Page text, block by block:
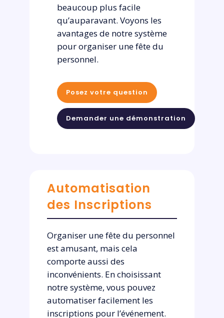
beaucoup plus facile
qu’auparavant. Voyons les
avantages de notre système
pour organiser une fête du
personnel.
Posez votre question
Demander une démonstration
Automatisation
des Inscriptions
Organiser une fête du personnel
est amusant, mais cela
comporte aussi des
inconvénients. En choisissant
notre système, vous pouvez
automatiser facilement les
inscriptions pour l’événement.